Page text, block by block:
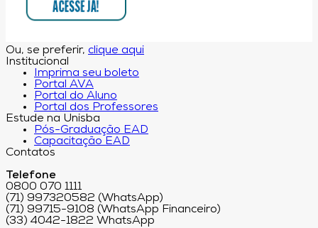
Ou, se preferir, clique aqui
Institucional
Imprima seu boleto
Portal AVA
Portal do Aluno
Portal dos Professores
Estude na Unisba
Pós-Graduação EAD
Capacitação EAD
Contatos
Telefone
0800 070 1111
(71) 997320582 (WhatsApp)
(71) 99715-9108 (WhatsApp Financeiro)
(33) 4042-1822 WhatsApp